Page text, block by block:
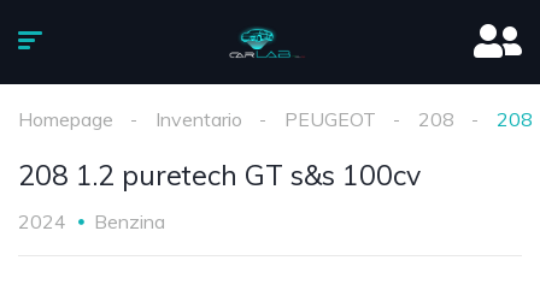
Homepage Inventario PEUGEOT 208 208
208 1.2 puretech GT s&s 100cv
2024 Benzina